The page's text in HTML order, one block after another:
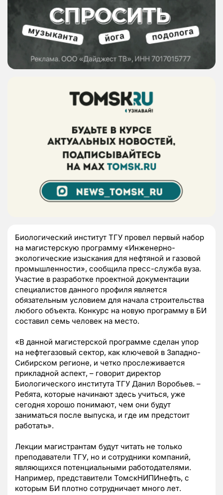
Биологический институт ТГУ провел первый набор
на магистерскую программу «Инженерно-
экологические изыскания для нефтяной и газовой
промышленности», сообщила пресс-служба вуза.
Участие в разработке проектной документации
специалистов данного профиля является
обязательным условием для начала строительства
любого объекта. Конкурс на новую программу в БИ
составил семь человек на место.
«В данной магистерской программе сделан упор
на нефтегазовый сектор, как ключевой в Западно-
Сибирском регионе, и четко прослеживается
прикладной аспект, – говорит директор
Биологического института ТГУ Данил Воробьев. –
Ребята, которые начинают здесь учиться, уже
сегодня хорошо понимают, чем они будут
заниматься после выпуска, и где им предстоит
работать».
Лекции магистрантам будут читать не только
преподаватели ТГУ, но и сотрудники компаний,
являющихся потенциальными работодателями.
Например, представители ТомскНИПИнефть, с
которым БИ плотно сотрудничает много лет.